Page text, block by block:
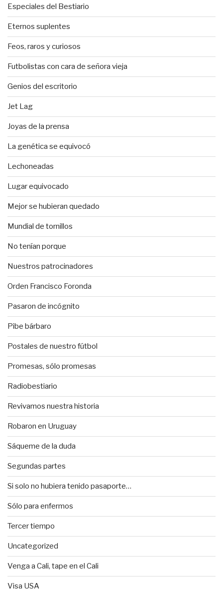
Especiales del Bestiario
Eternos suplentes
Feos, raros y curiosos
Futbolistas con cara de señora vieja
Genios del escritorio
Jet Lag
Joyas de la prensa
La genética se equivocó
Lechoneadas
Lugar equivocado
Mejor se hubieran quedado
Mundial de tornillos
No tenían porque
Nuestros patrocinadores
Orden Francisco Foronda
Pasaron de incógnito
Pibe bárbaro
Postales de nuestro fútbol
Promesas, sólo promesas
Radiobestiario
Revivamos nuestra historia
Robaron en Uruguay
Sáqueme de la duda
Segundas partes
Si solo no hubiera tenido pasaporte…
Sólo para enfermos
Tercer tiempo
Uncategorized
Venga a Cali, tape en el Cali
Visa USA